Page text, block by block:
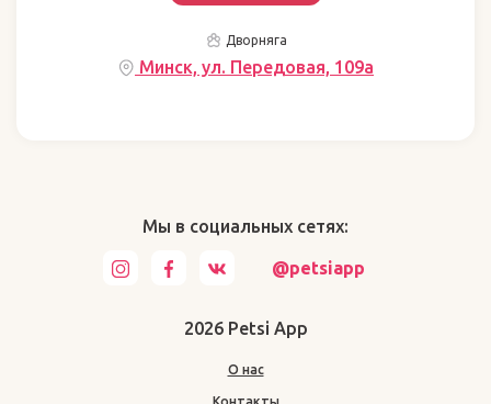
Дворняга
Минск, ул. Передовая, 109a
Мы в социальных сетях:
@petsiapp
2026 Petsi App
О нас